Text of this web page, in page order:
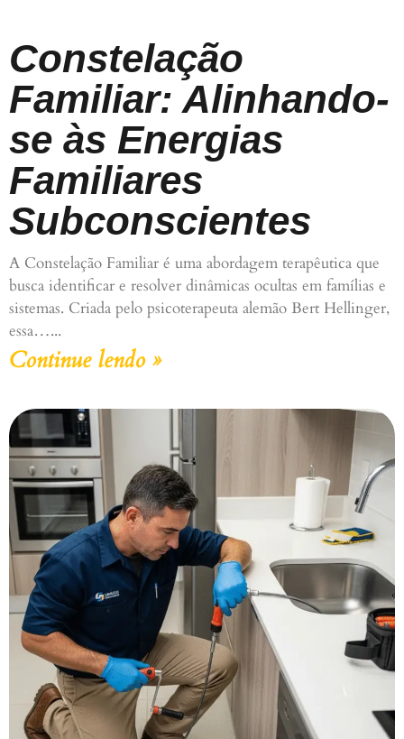
Constelação
Familiar: Alinhando-
se às Energias
Familiares
Subconscientes
A Constelação Familiar é uma abordagem terapêutica que
busca identificar e resolver dinâmicas ocultas em famílias e
sistemas. Criada pelo psicoterapeuta alemão Bert Hellinger,
essa…
Continue lendo »